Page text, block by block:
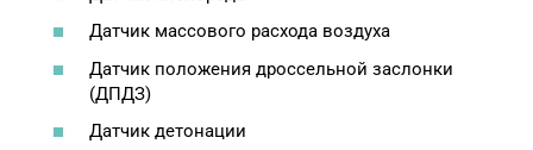
Датчик массового расхода воздуха
Датчик положения дроссельной заслонки
(ДПДЗ)
Датчик детонации